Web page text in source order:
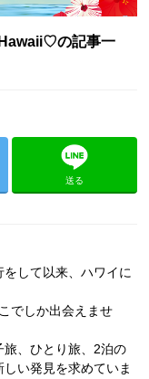
の記事一
送る
して以来、ハワイに
でしか出会えませ
、ひとり旅、2泊の
い発見を求めていま